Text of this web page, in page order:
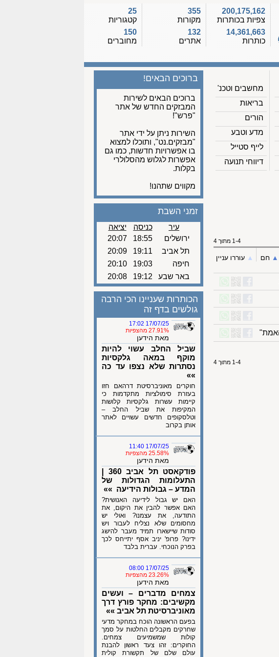
200,175,162
צפיות בכותרות
14,361,663
כותרות
355
מקורות
132
אתרים
25
קטגוריות
150
מחוברים
מחשבים וטכנ'
בריאות
הורים
מדע וטבע
לייף סטייל
דיווחי תנועה
ברוכים הבאים!
ברוכים הבאים לשירות
המבזקים החדש של אתר
"פרש"!
השירות ניתן על ידי אתר
"מבזקים.נט", ותוכלו למצוא
בו אפשרויות חדשות, כמו גם
אפשרות לגלוש מהסלולרי
בקלות.
מקווים שתהנו!
1-4 מתוך 4
▲︎ חם ▲︎ עוררו עניין
1-4 מתוך 4
זמני השבת
עיר כניסה
יציאה
ירושלים
18:55
20:07
תל אביב
19:11
20:09
חיפה
19:03
20:10
באר שבע
19:12
20:08
הכותרות שעניינו הכי הרבה
גולשים בדף זה
17/07/25 17:02
27.91% מהצפיות
מאת הידען
שביל החלב עשוי להיות
מוקף במאה גלקסיות
נסתרות שלא נצפו עד כה
»»
חוקרים מאוניברסיטת דרהאם חזו
בעזרת סימולציות מתקדמות כי
קיימות עשרות גלקסיות קלושות
המקיפות את שביל החלב –
וטלסקופים חדשים עשויים לאתר
אותן בקרוב
17/07/25 11:40
25.58% מהצפיות
מאת הידען
התעלומות הגדולות של
המדע – גבולות הידיעה »»
האם יש גבול לידיעה האנושית?
האם אפשר להבין את היקום, את
התודעה, את עצמנו? ואולי יש
מחסומים שלא נצליח לעבור ויש
סודות שיישארו תמיד מעבר להישג
ידינו? פרופ' יניב אסף יתייחס לכך
בפרק הנוכחי. עברית בלבד
17/07/25 08:00
23.26% מהצפיות
מאת הידען
צמחים מדברים – ועשים
מקשיבים: מחקר פורץ דרך
מאוניברסיטת תל אביב »»
בפעם הראשונה הוכח במחקר מדעי
שחרקים מקבלים החלטות על סמך
קולות שמשמיעים צמחים.
החוקרים: זהו צעד ראשון להבנת
עולם שלם של תקשורת קולית